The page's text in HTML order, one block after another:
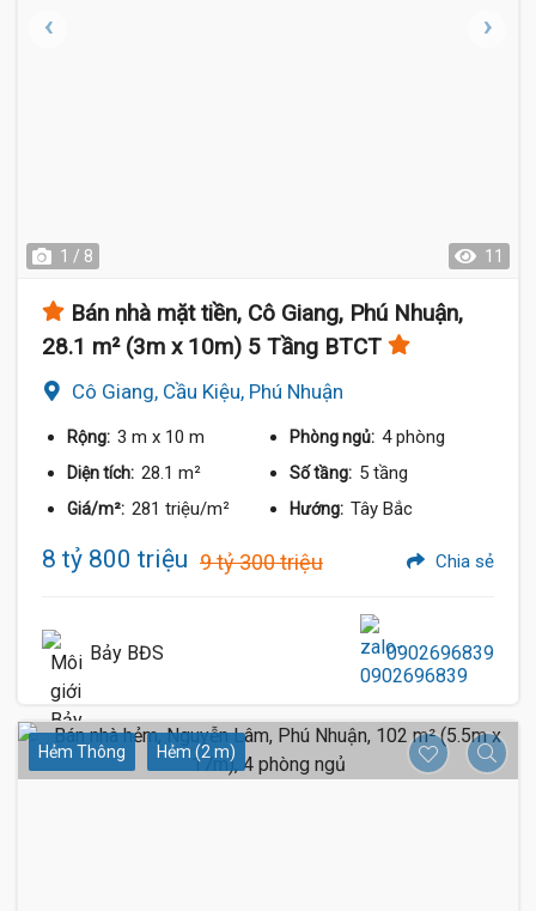
1 / 8 11
Bán nhà mặt tiền, Cô Giang, Phú Nhuận,
28.1 m² (3m x 10m) 5 Tầng BTCT
Cô Giang, Cầu Kiệu, Phú Nhuận
Rộng: 3 m x 10 m Phòng ngủ: 4 phòng
Diện tích: 28.1 m² Số tầng: 5 tầng
Giá/m²: 281 triệu/m² Hướng: Tây Bắc
8 tỷ 800 triệu 9 tỷ 300 triệu Chia sẻ
Bảy BĐS 0902696839
Hẻm Thông Hẻm (2 m)